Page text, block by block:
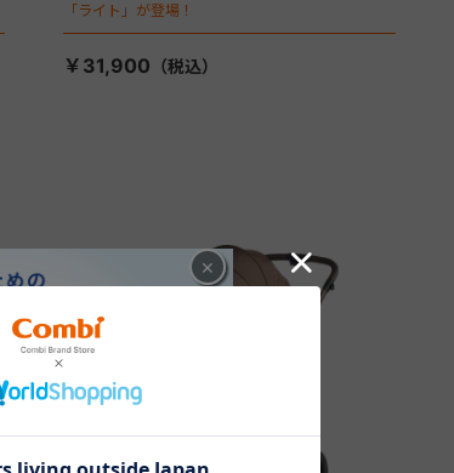
「ライト」が登場！
￥31,900
×